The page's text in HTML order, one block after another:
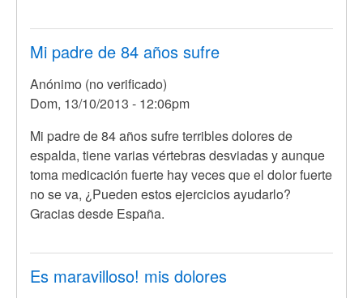
Mi padre de 84 años sufre
Anónimo (no verificado)
Dom, 13/10/2013 - 12:06pm
Mi padre de 84 años sufre terribles dolores de
espalda, tiene varias vértebras desviadas y aunque
toma medicación fuerte hay veces que el dolor fuerte
no se va, ¿Pueden estos ejercicios ayudarlo?
Gracias desde España.
Es maravilloso! mis dolores